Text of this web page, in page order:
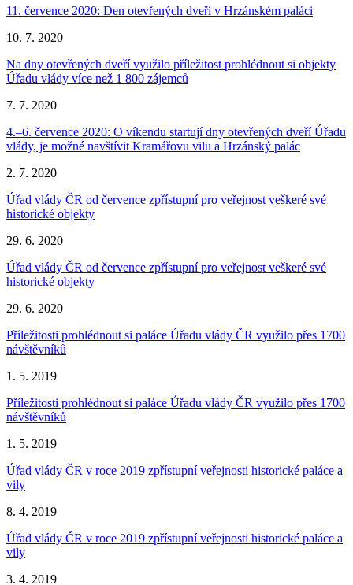
11. července 2020: Den otevřených dveří v Hrzánském paláci
10. 7. 2020
Na dny otevřených dveří využilo příležitost prohlédnout si objekty
Úřadu vlády více než 1 800 zájemců
7. 7. 2020
4.–6. července 2020: O víkendu startují dny otevřených dveří Úřadu
vlády, je možné navštívit Kramářovu vilu a Hrzánský palác
2. 7. 2020
Úřad vlády ČR od července zpřístupní pro veřejnost veškeré své
historické objekty
29. 6. 2020
Úřad vlády ČR od července zpřístupní pro veřejnost veškeré své
historické objekty
29. 6. 2020
Příležitosti prohlédnout si paláce Úřadu vlády ČR využilo přes 1700
návštěvníků
1. 5. 2019
Příležitosti prohlédnout si paláce Úřadu vlády ČR využilo přes 1700
návštěvníků
1. 5. 2019
Úřad vlády ČR v roce 2019 zpřístupní veřejnosti historické paláce a
vily
8. 4. 2019
Úřad vlády ČR v roce 2019 zpřístupní veřejnosti historické paláce a
vily
3. 4. 2019